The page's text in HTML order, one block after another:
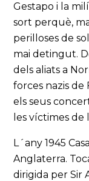
Gestapo i la
sort perquè,
perilloses de
mai detingut.
dels aliats a
forces nazis de
els seus
les víctimes de
L´any 1945
Anglaterra.
dirigida per Sir